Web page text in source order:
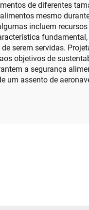
de diferentes
mesmo
incluem
serem servidas.
objetivos de
a segurança
um assento de